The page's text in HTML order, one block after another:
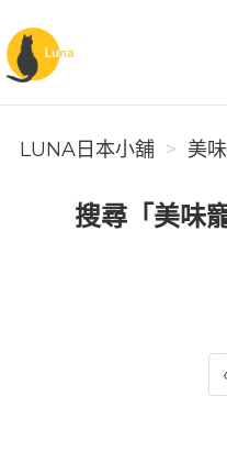
Luna日本小舖
LUNA日本小舖 美
搜尋「美味